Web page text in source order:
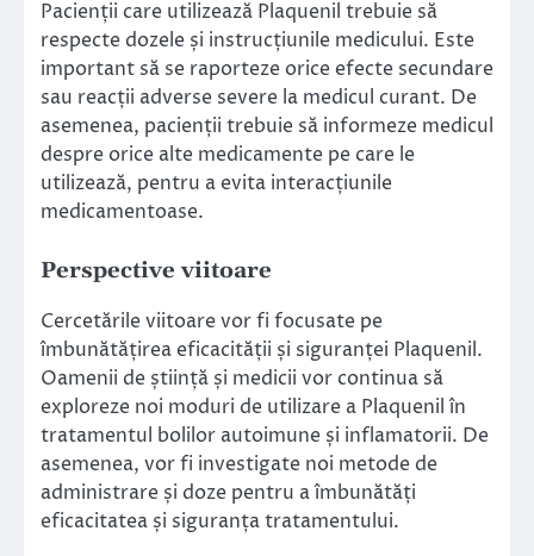
Pacienții care utilizează Plaquenil trebuie să
respecte dozele și instrucțiunile medicului. Este
important să se raporteze orice efecte secundare
sau reacții adverse severe la medicul curant. De
asemenea, pacienții trebuie să informeze medicul
despre orice alte medicamente pe care le
utilizează, pentru a evita interacțiunile
medicamentoase.
Perspective viitoare
Cercetările viitoare vor fi focusate pe
îmbunătățirea eficacității și siguranței Plaquenil.
Oamenii de știință și medicii vor continua să
exploreze noi moduri de utilizare a Plaquenil în
tratamentul bolilor autoimune și inflamatorii. De
asemenea, vor fi investigate noi metode de
administrare și doze pentru a îmbunătăți
eficacitatea și siguranța tratamentului.